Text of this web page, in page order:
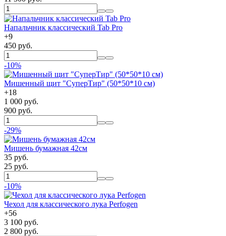
Напальчник классический Tab Pro
+9
450 руб.
-10%
Мишенный щит "СуперТир" (50*50*10 см)
+18
1 000 руб.
900 руб.
-29%
Мишень бумажная 42см
35 руб.
25 руб.
-10%
Чехол для классического лука Perfogen
+56
3 100 руб.
2 800 руб.